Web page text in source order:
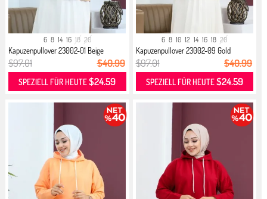
6 8 14 16 18 20
Kapuzenpullover 23002-01 Beige
$97.01 $40.99
SPEZIELL FÜR HEUTE$24.59
6 8 10 12 14 16 18 20
Kapuzenpullover 23002-09 Gold
$97.01 $40.99
SPEZIELL FÜR HEUTE$24.59